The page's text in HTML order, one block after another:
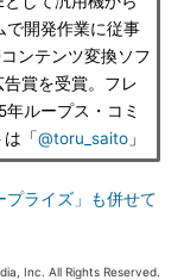
で開発作業に従事
ンテンツ変換ソフ
賞を受賞。フレ
ループス・コミ
「@toru_saito 」
ライズ」も併せて
Inc. All Rights Reserved.